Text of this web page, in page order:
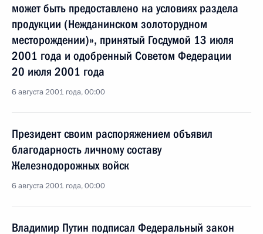
может быть предоставлено на условиях раздела
продукции (Нежданинском золоторудном
месторождении)», принятый Госдумой 13 июля
2001 года и одобренный Советом Федерации
20 июля 2001 года
6 августа 2001 года, 00:00
Президент своим распоряжением объявил
благодарность личному составу
Железнодорожных войск
6 августа 2001 года, 00:00
Владимир Путин подписал Федеральный закон